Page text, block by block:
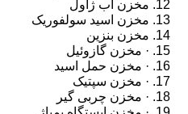
مخزن آب ژاول
مخزن اسید سولفوریک
مخزن بنزین
· مخزن گازوئیل
· مخزن حمل اسید
· مخزن سپتیک
· مخزن چربی گیر